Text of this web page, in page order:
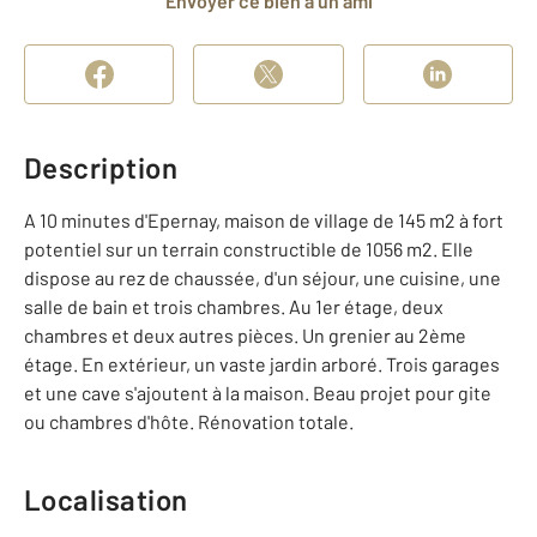
Description
A 10 minutes d'Epernay, maison de village de 145 m2 à fort
potentiel sur un terrain constructible de 1056 m2. Elle
dispose au rez de chaussée, d'un séjour, une cuisine, une
salle de bain et trois chambres. Au 1er étage, deux
chambres et deux autres pièces. Un grenier au 2ème
étage. En extérieur, un vaste jardin arboré. Trois garages
et une cave s'ajoutent à la maison. Beau projet pour gite
ou chambres d'hôte. Rénovation totale.
Localisation